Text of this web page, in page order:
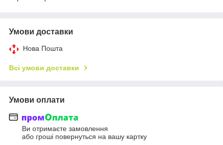
Умови доставки
Нова Пошта
Всі умови доставки
Умови оплати
Ви отримаєте замовлення
або гроші повернуться на вашу картку